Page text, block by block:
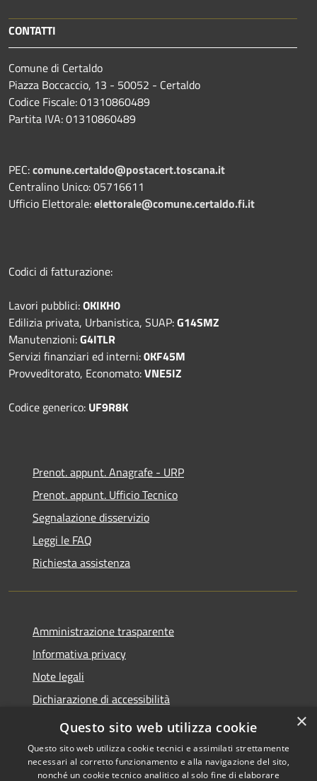
CONTATTI
Comune di Certaldo
Piazza Boccaccio, 13 - 50052 - Certaldo
Codice Fiscale: 01310860489
Partita IVA: 01310860489
PEC:comune.certaldo@postacert.toscana.it
Centralino Unico: 05716611
Ufficio Elettorale:elettorale@comune.certaldo.fi.it
Codici di fatturazione:
Lavori pubblici:OKIKH0
Edilizia privata, Urbanistica, SUAP:G14SMZ
Manutenzioni:G4ITLR
Servizi finanziari ed interni:0KF45M
Provveditorato, Economato:VNE5IZ
Codice generico: UF9R8K
Prenot. appunt. Anagrafe - URP
Prenot. appunt. Ufficio Tecnico
Segnalazione disservizio
Leggi le FAQ
Richiesta assistenza
Amministrazione trasparente
Informativa privacy
Note legali
Dichiarazione di accessibilità
Whistleblowing
×
Questo sito web utilizza cookie
Questo sito web utilizza cookie tecnici e assimilati strettamente
necessari al corretto funzionamento e alla navigazione del sito,
nonché un cookie tecnico analitico al solo fine di elaborare